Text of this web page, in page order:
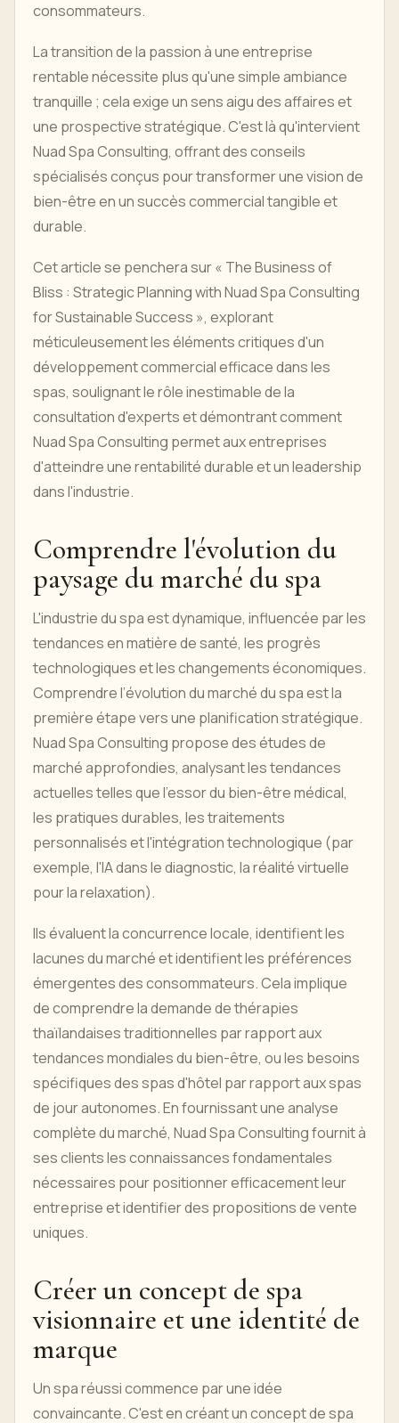
consommateurs.
La transition de la passion à une entreprise
rentable nécessite plus qu'une simple ambiance
tranquille ; cela exige un sens aigu des affaires et
une prospective stratégique. C'est là qu'intervient
Nuad Spa Consulting, offrant des conseils
spécialisés conçus pour transformer une vision de
bien-être en un succès commercial tangible et
durable.
Cet article se penchera sur « The Business of
Bliss : Strategic Planning with Nuad Spa Consulting
for Sustainable Success », explorant
méticuleusement les éléments critiques d'un
développement commercial efficace dans les
spas, soulignant le rôle inestimable de la
consultation d'experts et démontrant comment
Nuad Spa Consulting permet aux entreprises
d'atteindre une rentabilité durable et un leadership
dans l'industrie.
Comprendre l'évolution du
paysage du marché du spa
L'industrie du spa est dynamique, influencée par les
tendances en matière de santé, les progrès
technologiques et les changements économiques.
Comprendre l’évolution du marché du spa est la
première étape vers une planification stratégique.
Nuad Spa Consulting propose des études de
marché approfondies, analysant les tendances
actuelles telles que l'essor du bien-être médical,
les pratiques durables, les traitements
personnalisés et l'intégration technologique (par
exemple, l'IA dans le diagnostic, la réalité virtuelle
pour la relaxation).
Ils évaluent la concurrence locale, identifient les
lacunes du marché et identifient les préférences
émergentes des consommateurs. Cela implique
de comprendre la demande de thérapies
thaïlandaises traditionnelles par rapport aux
tendances mondiales du bien-être, ou les besoins
spécifiques des spas d'hôtel par rapport aux spas
de jour autonomes. En fournissant une analyse
complète du marché, Nuad Spa Consulting fournit à
ses clients les connaissances fondamentales
nécessaires pour positionner efficacement leur
entreprise et identifier des propositions de vente
uniques.
Créer un concept de spa
visionnaire et une identité de
marque
Un spa réussi commence par une idée
convaincante. C'est en créant un concept de spa